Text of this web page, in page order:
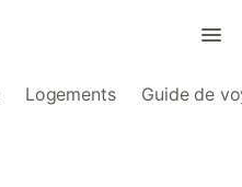
Logements Guide de